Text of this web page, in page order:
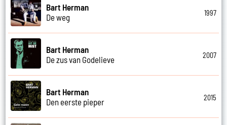
Bart Herman
De weg
1997
Bart Herman
De zus van Godelieve
2007
Bart Herman
Den eerste pieper
2015